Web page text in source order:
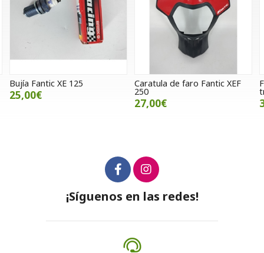
Caratula de faro Fantic XEF
250
27,00€
Flap rueda trasera Gasgas
trial
30,00€
¡Síguenos en las redes!